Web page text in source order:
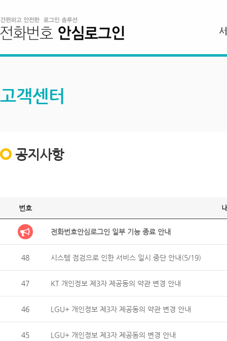
고객센터
공지사항
번호
전화번호안심로그인 일부 기능 종료 안내
48 시스템 점검으로 인한 서비스 일시 중단 안내(5/19)
47 KT 개인정보 제3자 제공동의 약관 변경 안내
46 LGU+ 개인정보 제3자 제공동의 약관 변경 안내
45 LGU+ 개인정보 제3자 제공동의 변경 안내